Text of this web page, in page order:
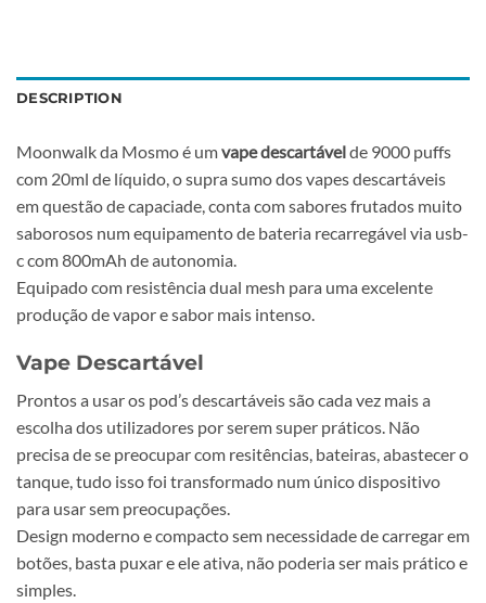
DESCRIPTION
Moonwalk da Mosmo é umvape descartávelde 9000 puffs
com 20ml de líquido, o supra sumo dos vapes descartáveis
em questão de capaciade, conta com sabores frutados muito
saborosos num equipamento de bateria recarregável via usb-
c com 800mAh de autonomia.
Equipado com resistência dual mesh para uma excelente
produção de vapor e sabor mais intenso.
Vape Descartável
Prontos a usar os pod’s descartáveis são cada vez mais a
escolha dos utilizadores por serem super práticos. Não
precisa de se preocupar com resitências, bateiras, abastecer o
tanque, tudo isso foi transformado num único dispositivo
para usar sem preocupações.
Design moderno e compacto sem necessidade de carregar em
botões, basta puxar e ele ativa, não poderia ser mais prático e
simples.